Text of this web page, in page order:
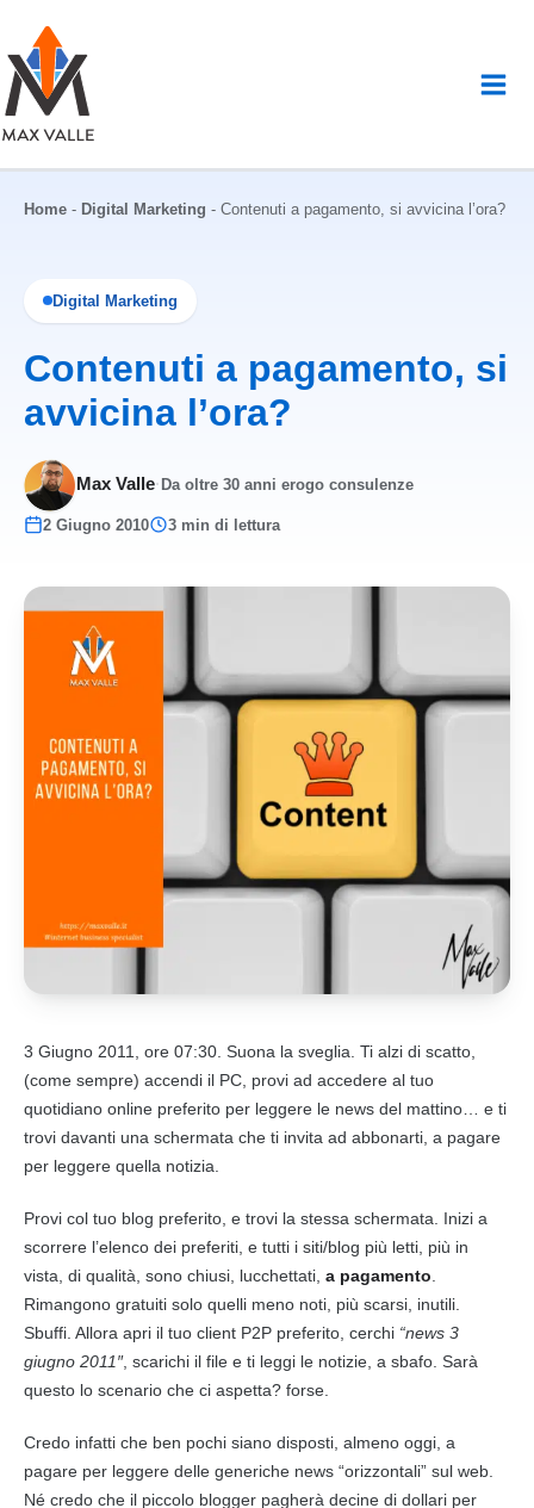
contenuto
Home - Digital Marketing - Contenuti a pagamento, si avvicina l’ora?
Digital Marketing
Contenuti a pagamento, si
avvicina l’ora?
Max Valle· Da oltre 30 anni erogo consulenze
2 Giugno 2010 3 min di lettura
3 Giugno 2011, ore 07:30. Suona la sveglia. Ti alzi di scatto,
(come sempre) accendi il PC, provi ad accedere al tuo
quotidiano online preferito per leggere le news del mattino… e ti
trovi davanti una schermata che ti invita ad abbonarti, a pagare
per leggere quella notizia
Provi col tuo blog preferito, e trovi la stessa schermata. Inizi a
scorrere l’elenco dei preferiti, e tutti i siti/blog più letti, più in
vista, di qualità, sono chiusi, lucchettati, a pagamento
Rimangono gratuiti solo quelli meno noti, più scarsi, inutili.
Sbuffi. Allora apri il tuo client P2P preferito, cerchi “news 3
giugno 2011″, scarichi il file e ti leggi le notizie, a sbafo. Sarà
questo lo scenario che ci aspetta? forse.
Credo infatti che ben pochi siano disposti, almeno oggi, a
pagare per leggere delle generiche news “orizzontali” sul web.
Né credo che il piccolo blogger pagherà decine di dollari per